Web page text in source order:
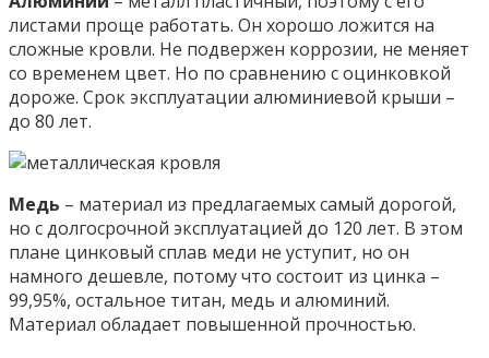
листами проще работать. Он хорошо ложится на
сложные кровли. Не подвержен коррозии, не меняет
со временем цвет. Но по сравнению с оцинковкой
дороже. Срок эксплуатации алюминиевой крыши –
до 80 лет.
Медь – материал из предлагаемых самый дорогой,
но с долгосрочной эксплуатацией до 120 лет. В этом
плане цинковый сплав меди не уступит, но он
намного дешевле, потому что состоит из цинка –
99,95%, остальное титан, медь и алюминий.
Материал обладает повышенной прочностью.